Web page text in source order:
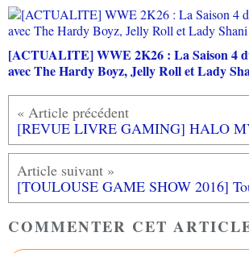
[ACTUALITE] WWE 2K26 : La Saison 4
avec The Hardy Boyz, Jelly Roll et Lady
COMMENTER CET